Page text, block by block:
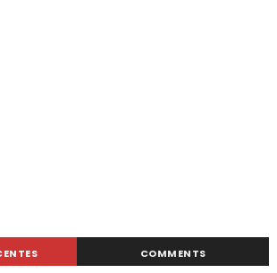
COMMENTS